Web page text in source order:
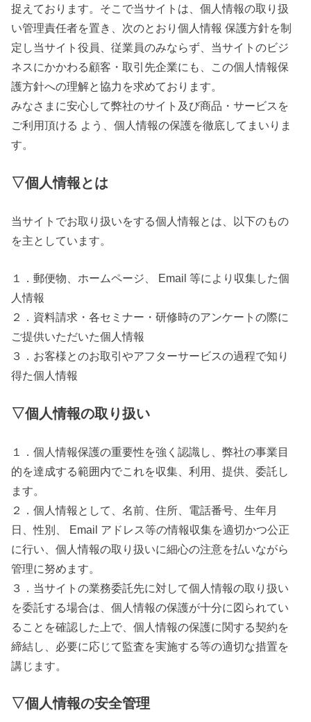
捉えております。そこで当サイトは、個人情報の取り扱
い管理責任者を置き、次のとおり個人情報 保護方針を制
定し当サイト役員、従業員のみならず、当サイトのビジ
ネスにかかわる顧客・取引先企業にも、この個人情報保
護方針への理解と協力を求めております。
みなさまに安心して弊社のサイト及び商品・サービスを
ご利用頂ける よう、個人情報の保護を徹底してまいりま
す。
▽個人情報とは
当サイトでお取り扱いをする個人情報とは、以下のもの
を主としています。
１．郵便物、ホームページ、 Email 等により収集した個
人情報
２．資料請求・各セミナー・研修時のアンケートの際に
ご提供いただいた個人情報
３．お客様とのお取引やアフターサービスの過程で知り
得た個人情報
▽個人情報の取り扱い
１．個人情報保護の重要性を強く認識し、弊社の事業目
的を達成する範囲内でこれを収集、利用、提供、委託し
ます。
２．個人情報として、名前、住所、電話番号、生年月
日、性別、 Email アドレス等の情報収集を適切かつ公正
に行い、個人情報の取り扱いに細心の注意を払いながら
管理に努めます。
３．当サイトの業務委託先に対して個人情報の取り扱い
を委託する場合は、個人情報の保護が十分に図られてい
ることを確認した上で、個人情報の保護に関する契約を
締結し、必要に応じて監査を実施する等の適切な措置を
講じます。
▽個人情報の安全管理